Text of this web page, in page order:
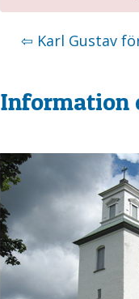
⇦ Karl Gustav
Information